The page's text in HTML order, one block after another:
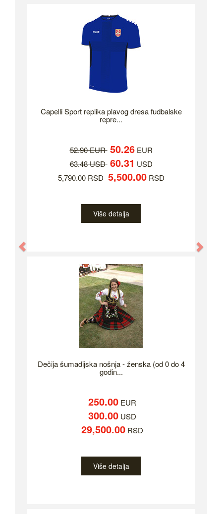
Capelli Sport replika plavog dresa fudbalske
repre...
52.90 EUR 50.26EUR
63.48 USD 60.31 USD
5,790.00 RSD 5,500.00RSD
Više detalja
Dečija šumadijska nošnja - ženska (od 0 do 4
godin...
250.00 EUR
300.00 USD
29,500.00 RSD
Više detalja